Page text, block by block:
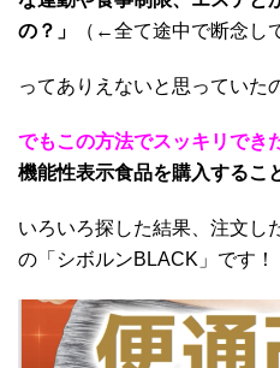
の？」
（←全て途中で断念し
ってありえないと思っていた
でもこの方法でスッキリでき
機能性表示食品を購入するこ
いろいろ探した結果、注文し
の「シボルンBLACK」です！